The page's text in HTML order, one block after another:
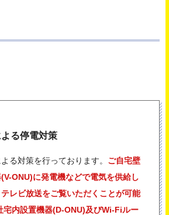
る停電対策
る対策を行っております。 ご自宅壁
ONU)に発電機などで電気を供給し
レビ放送をご覧いただくことが可能
宅内設置機器(D-ONU)及びWi-Fiルー